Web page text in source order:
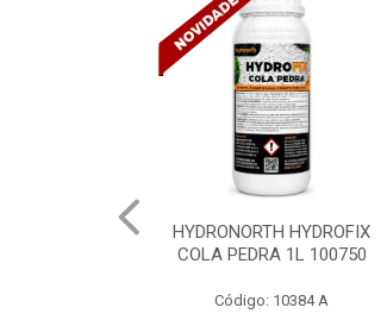
REMOVEDOR DE FERRUGEM
1 LITRO BRASILUX
Código: 9944 A